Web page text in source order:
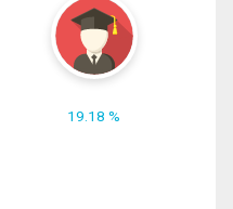
19.18 %